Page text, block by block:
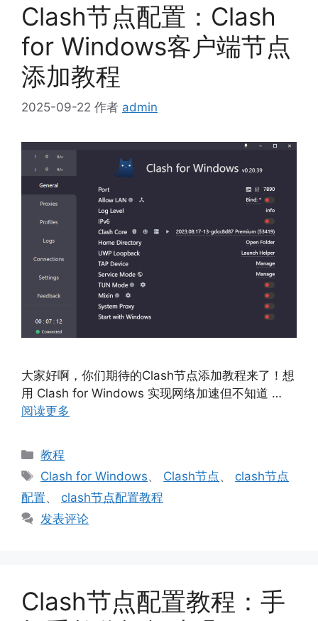
Clash节点配置：Clash
for Windows客户端节点
添加教程
2025-09-22 作者 admin
大家好啊，你们期待的Clash节点添加教程来了！想
用 Clash for Windows 实现网络加速但不知道 …
阅读更多
分
类
教程
标
签
Clash for Windows、 Clash节点、 clash节点
配置、 clash节点配置教程
发表评论
Clash节点配置教程：手